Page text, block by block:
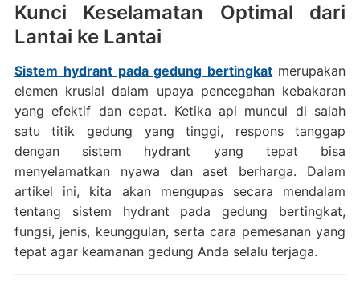
Kunci Keselamatan Optimal dari
Lantai ke Lantai
Sistem hydrant pada gedung bertingkat merupakan
elemen krusial dalam upaya pencegahan kebakaran
yang efektif dan cepat. Ketika api muncul di salah
satu titik gedung yang tinggi, respons tanggap
dengan sistem hydrant yang tepat bisa
menyelamatkan nyawa dan aset berharga. Dalam
artikel ini, kita akan mengupas secara mendalam
tentang sistem hydrant pada gedung bertingkat,
fungsi, jenis, keunggulan, serta cara pemesanan yang
tepat agar keamanan gedung Anda selalu terjaga.